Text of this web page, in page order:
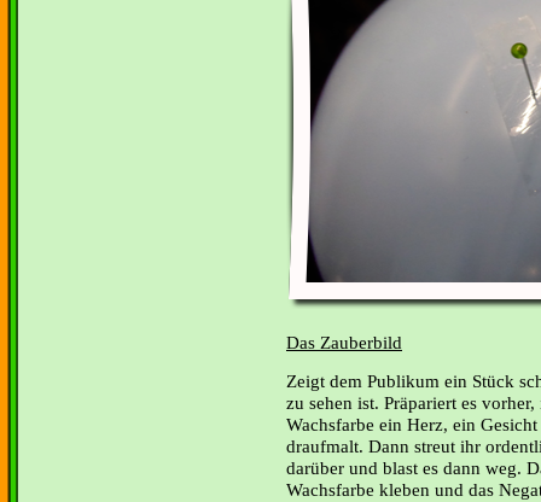
Das Zauberbild
Zeigt dem Publikum ein Stück
zu sehen ist. Präpariert es
Wachsfarbe ein Herz, ein
draufmalt. Dann streut ihr
darüber und blast es dann weg.
Wachsfarbe kleben und das